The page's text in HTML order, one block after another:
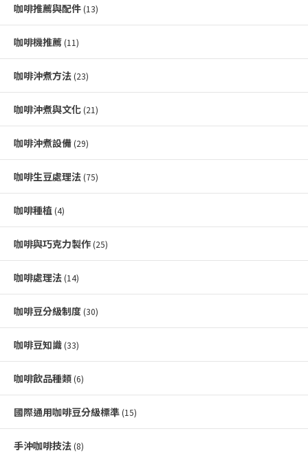
咖啡推薦與配件 (13)
咖啡機推薦 (11)
咖啡沖煮方法 (23)
咖啡沖煮與文化 (21)
咖啡沖煮設備 (29)
咖啡生豆處理法 (75)
咖啡種植 (4)
咖啡與巧克力製作 (25)
咖啡處理法 (14)
咖啡豆分級制度 (30)
咖啡豆知識 (33)
咖啡飲品種類 (6)
國際通用咖啡豆分級標準 (15)
手沖咖啡技法 (8)